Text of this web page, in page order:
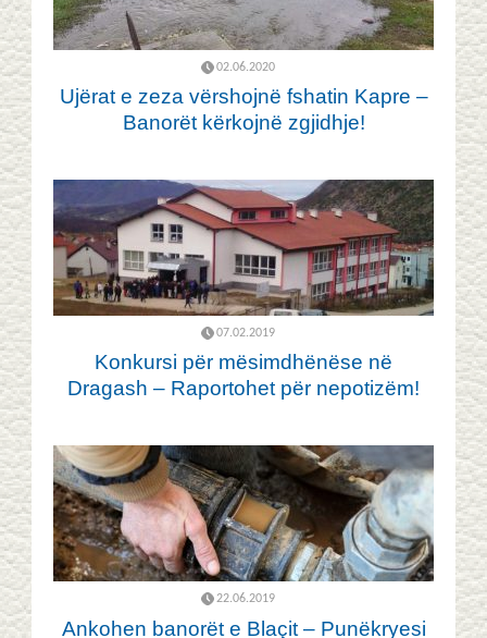
02.06.2020
Ujërat e zeza vërshojnë fshatin Kapre –
Banorët kërkojnë zgjidhje!
07.02.2019
Konkursi për mësimdhënëse në
Dragash – Raportohet për nepotizëm!
22.06.2019
Ankohen banorët e Blaçit – Punëkryesi